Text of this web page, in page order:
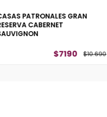
PATRONALES GRAN
CABERNET
$7190 $10.690